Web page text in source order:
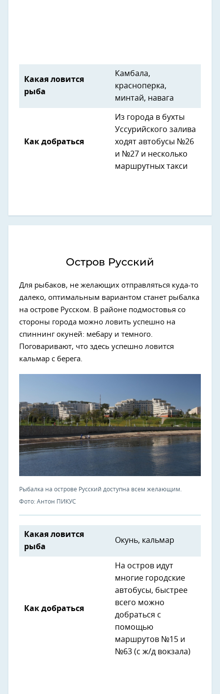
Какая ловится
рыба
Камбала,
красноперка,
минтай, навага
Как добраться
Из города в бухты
Уссурийского залива
ходят автобусы №26
и №27 и несколько
маршрутных такси
Остров Русский
Для рыбаков, не желающих отправляться куда-то
далеко, оптимальным вариантом станет рыбалка
на острове Русском. В районе подмостовья со
стороны города можно ловить успешно на
спиннинг окуней: мебару и темного.
Поговаривают, что здесь успешно ловится
кальмар с берега.
Рыбалка на острове Русский доступна всем желающим.
Фото: Антон ПИКУС
Какая ловится
рыба
Окунь, кальмар
Как добраться
На остров идут
многие городские
автобусы, быстрее
всего можно
добраться с
помощью
маршрутов №15 и
№63 (с ж/д вокзала)